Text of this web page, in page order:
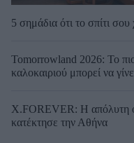
5 σημάδια ότι το σπίτι σου
Tomorrowland 2026: Το πιο
καλοκαιριού μπορεί να
X.FOREVER: Η απόλυτη
κατέκτησε την Αθήνα